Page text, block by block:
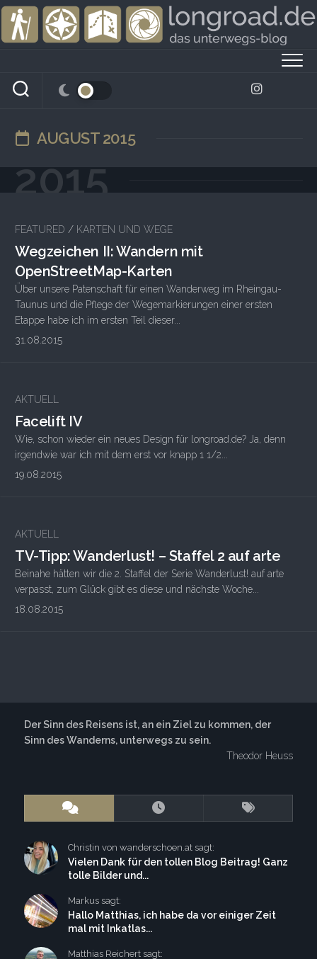
Skip
content
AUGUST 2015
2015
FEATURED / KARTEN UND WEGE
Wegzeichen II: Wandern mit
OpenStreetMap-Karten
Über unsere Patenschaft für einen Wanderweg im Rheingau-
Taunus und die Pflege der Wegemarkierungen einer ersten
Etappe habe ich im ersten Teil dieser...
31.08.2015
AKTUELL
Facelift IV
Wie, schon wieder ein neues Design für longroad.de? Ja, denn
irgendwie war ich mit dem erst vor knapp 1 1/2...
19.08.2015
AKTUELL
TV-Tipp: Wanderlust! – Staffel 2 auf arte
Beinahe hätten wir die 2. Staffel der Serie Wanderlust! auf arte
verpasst, zum Glück gibt es diese und nächste Woche...
18.08.2015
Der Sinn des Reisens ist, an ein Ziel zu kommen, der
Sinn des Wanderns, unterwegs zu sein.
Theodor Heuss
Christin von wanderschoen.at sagt:
Vielen Dank für den tollen Blog Beitrag! Ganz
tolle Bilder und...
Markus sagt:
Hallo Matthias, ich habe da vor einiger Zeit
mal mit Inkatlas...
Matthias Reichert sagt: